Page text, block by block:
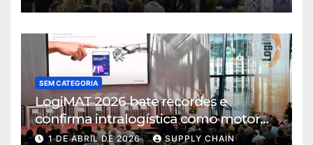
SEM CATEGORIA
LogiMAT 2026 bate recordes e
confirma intralogística como motor
de decisão em tempos de incerteza
1 DE ABRIL DE 2026
SUPPLY CHAIN